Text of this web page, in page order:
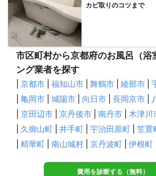
カビ取りのコツまで
市区町村から京都府のお風呂（浴
ング業者を探す
京都市 福知山市 舞鶴市 綾部市
亀岡市 城陽市 向日市 長岡京市
京田辺市 京丹後市 南丹市 木津川
久御山町 井手町 宇治田原町 笠置
精華町 南山城村 京丹波町 伊根町
費用を診断する（無料）